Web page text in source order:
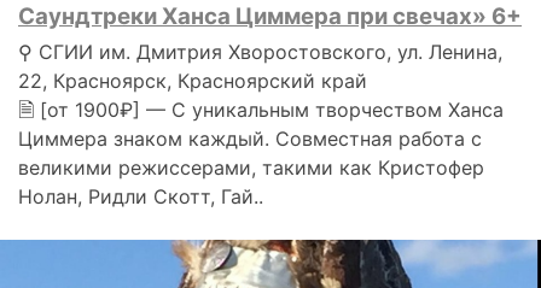
Саундтреки Ханса Циммера при свечах» 6+
⚲ СГИИ им. Дмитрия Хворостовского, ул. Ленина,
22, Красноярск, Красноярский край
🗎 [от 1900₽] — С уникальным творчеством Ханса
Циммера знаком каждый. Совместная работа с
великими режиссерами, такими как Кристофер
Нолан, Ридли Скотт, Гай..